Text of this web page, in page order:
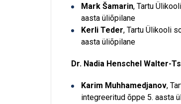
Mark Šamarin, Tartu
aasta üliõpilane
Kerli Teder, Tartu Ülikooli
aasta üliõpilane
Dr. Nadia Henschel Walter-
Karim Muhhamedjanov,
integreeritud õppe 5. aasta